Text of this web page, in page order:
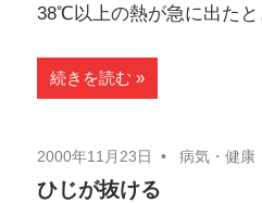
38℃以上の熱が急に出た
続きを読む
2000年11月23日 病気・健康
ひじが抜ける